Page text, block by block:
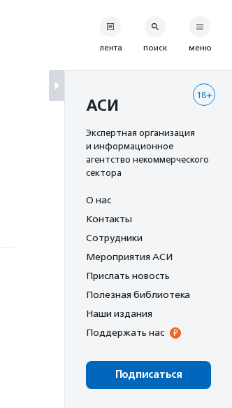
лента поиск меню
18+
АСИ
Экспертная организация
и информационное
агентство некоммерческого
сектора
О нас
Контакты
Сотрудники
Мероприятия АСИ
Прислать новость
Полезная библиотека
Наши издания
Поддержать нас
Подписаться